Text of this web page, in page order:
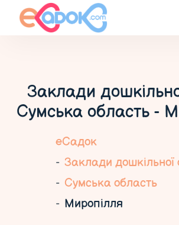
Заклади
Сумська область -
еСадок
Заклади дошкільної
Сумська область
Миропілля